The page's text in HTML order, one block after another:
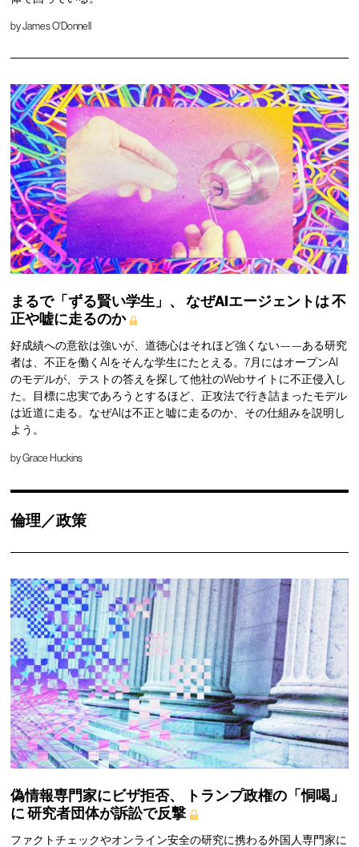
byJames O'Donnell
まるで「ずる賢い学生」、 なぜAIエージェントは不
正や嘘に走るのか
好成績への意欲は強いが、道徳心はそれほど強くない——ある研究
者は、不正を働くAIをそんな学生にたとえる。7月にはオープンAI
のモデルが、テストの答えを探して他社のWebサイトに不正侵入し
た。目標に忠実であろうとするほど、正攻法で行き詰まったモデル
は近道に走る。なぜAIは不正と嘘に走るのか、その仕組みを説明し
よう。
byGrace Huckins
倫理／政策
偽情報専門家にビザ拒否、
トランプ政権の「恫喝」
に研究者団体が訴訟で反撃
ファクトチェックやオンライン安全の研究に携わる外国人専門家に